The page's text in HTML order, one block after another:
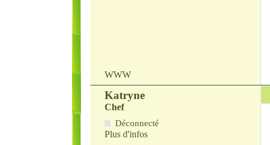
WWW
Katryne
Chef
Déconnecté
Plus d'infos